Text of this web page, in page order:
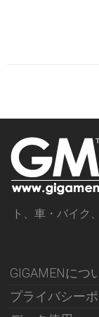
ト、車・バイク
GIGAMENにつ
プライバシー